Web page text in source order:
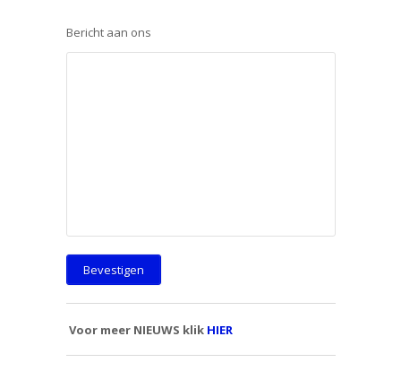
Bericht aan ons
Voor meer NIEUWS klik HIER